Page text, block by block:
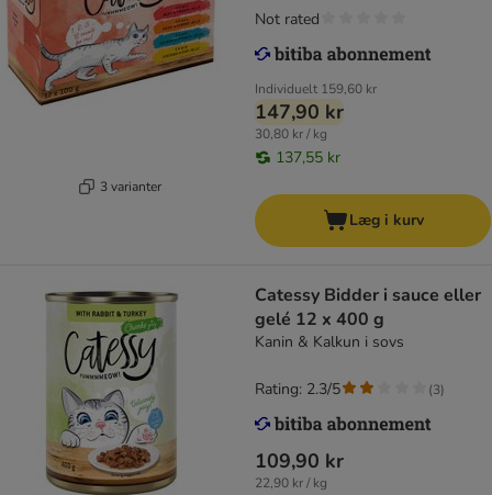
3 varianter
Individuelt 159,60 kr
147,90 kr
30,80 kr / kg
137,55 kr
Not rated
Læg i kurv
Catessy Bidder i sauce eller
gelé 12 x 400 g
Kanin & Kalkun i sovs
109,90 kr
22,90 kr / kg
Rating: 2.3/5 (3)